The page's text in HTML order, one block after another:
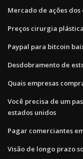
Mercado de ações
Preços cirurgia
Paypal para bitcoin
Desdobramento de
Quais empresas
Você precisa de um
estados unidos
Pagar comerciantes
Visão de longo prazo